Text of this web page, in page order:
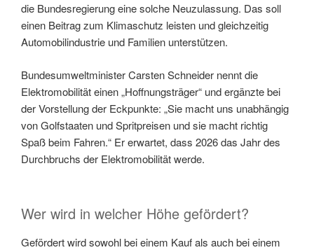
die Bundesregierung eine solche Neuzulassung. Das soll
einen Beitrag zum Klimaschutz leisten und gleichzeitig
Automobilindustrie und Familien unterstützen.
Bundesumweltminister Carsten Schneider nennt die
Elektromobilität einen „Hoffnungsträger“ und ergänzte bei
der Vorstellung der Eckpunkte: „Sie macht uns unabhängig
von Golfstaaten und Spritpreisen und sie macht richtig
Spaß beim Fahren.“ Er erwartet, dass 2026 das Jahr des
Durchbruchs der Elektromobilität werde.
Wer wird in welcher Höhe gefördert?
Gefördert wird sowohl bei einem Kauf als auch bei einem